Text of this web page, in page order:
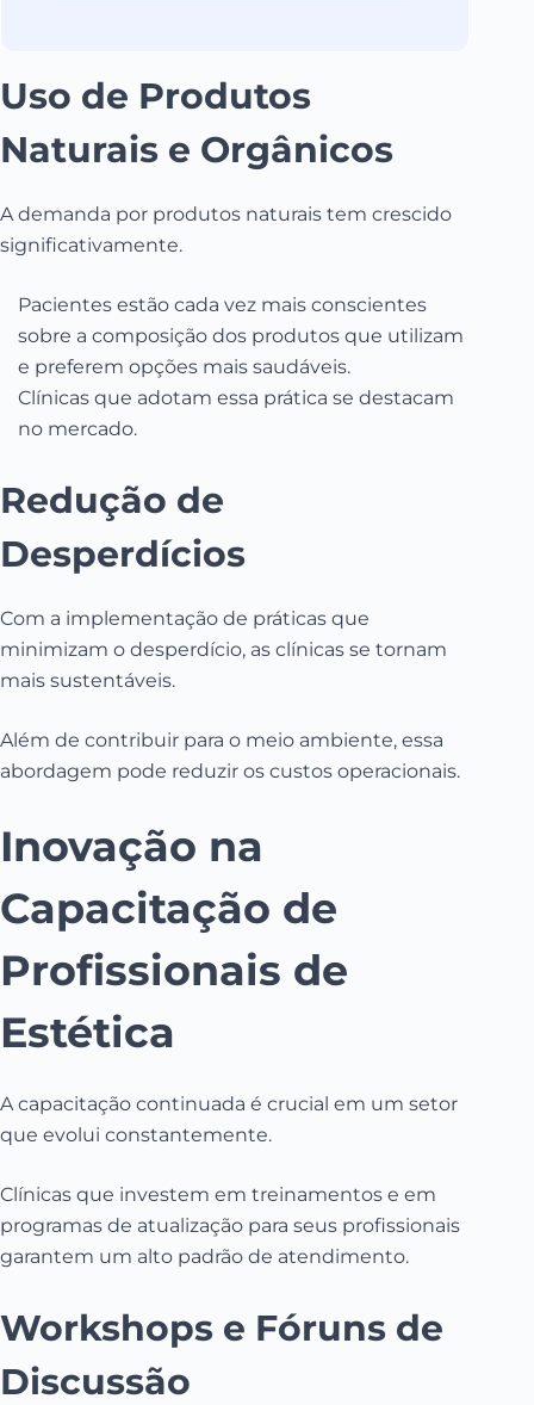
Uso de Produtos
Naturais e Orgânicos
A demanda por produtos naturais tem crescido
significativamente.
Pacientes estão cada vez mais conscientes
sobre a composição dos produtos que utilizam
e preferem opções mais saudáveis.
Clínicas que adotam essa prática se destacam
no mercado.
Redução de
Desperdícios
Com a implementação de práticas que
minimizam o desperdício, as clínicas se tornam
mais sustentáveis.
Além de contribuir para o meio ambiente, essa
abordagem pode reduzir os custos operacionais.
Inovação na
Capacitação de
Profissionais de
Estética
A capacitação continuada é crucial em um setor
que evolui constantemente.
Clínicas que investem em treinamentos e em
programas de atualização para seus profissionais
garantem um alto padrão de atendimento.
Workshops e Fóruns de
Discussão